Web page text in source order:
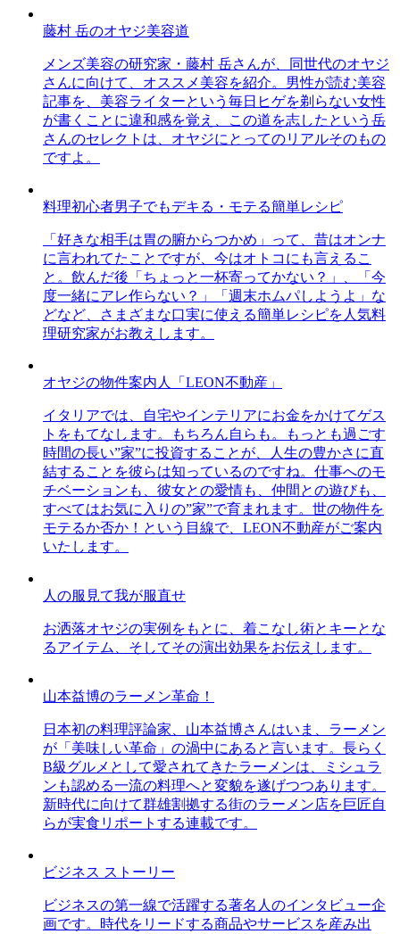
藤村 岳のオヤジ美容道
メンズ美容の研究家・藤村 岳さんが、同世代のオヤジ
さんに向けて、オススメ美容を紹介。男性が読む美容
記事を、美容ライターという毎日ヒゲを剃らない女性
が書くことに違和感を覚え、この道を志したという岳
さんのセレクトは、オヤジにとってのリアルそのもの
ですよ。
料理初心者男子でもデキる・モテる簡単レシピ
「好きな相手は胃の腑からつかめ」って、昔はオンナ
に言われてたことですが、今はオトコにも言えるこ
と。飲んだ後「ちょっと一杯寄ってかない？」、「今
度一緒にアレ作らない？」「週末ホムパしようよ」な
どなど、さまざまな口実に使える簡単レシピを人気料
理研究家がお教えします。
オヤジの物件案内人「LEON不動産」
イタリアでは、自宅やインテリアにお金をかけてゲス
トをもてなします。もちろん自らも。もっとも過ごす
時間の長い”家”に投資することが、人生の豊かさに直
結することを彼らは知っているのですね。仕事へのモ
チベーションも、彼女との愛情も、仲間との遊びも、
すべてはお気に入りの”家”で育まれます。世の物件を
モテるか否か！という目線で、LEON不動産がご案内
いたします。
人の服見て我が服直せ
お洒落オヤジの実例をもとに、着こなし術とキーとな
るアイテム、そしてその演出効果をお伝えします。
山本益博のラーメン革命！
日本初の料理評論家、山本益博さんはいま、ラーメン
が「美味しい革命」の渦中にあると言います。長らく
B級グルメとして愛されてきたラーメンは、ミシュラ
ンも認める一流の料理へと変貌を遂げつつあります。
新時代に向けて群雄割拠する街のラーメン店を巨匠自
らが実食リポートする連載です。
ビジネス ストーリー
ビジネスの第一線で活躍する著名人のインタビュー企
画です。時代をリードする商品やサービスを産み出